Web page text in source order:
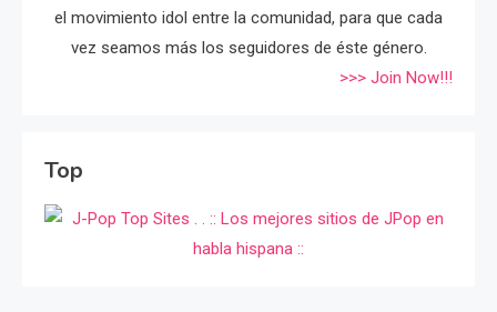
el movimiento idol entre la comunidad, para que cada
vez seamos más los seguidores de éste género.
>>> Join Now!!!
Top